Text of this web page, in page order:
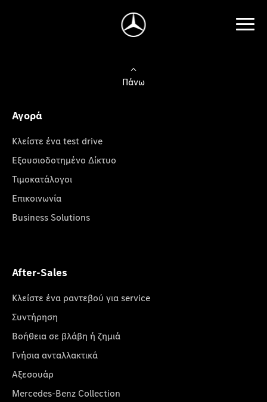
Πάνω
Αγορά
Κλείστε ένα test drive
Εξουσιοδοτημένο Δίκτυο
Τιμοκατάλογοι
Επικοινωνία
Business Solutions
After-Sales
Κλείστε ένα ραντεβού για service
Συντήρηση
Βοήθεια σε βλάβη ή ζημιά
Γνήσια ανταλλακτικά
Αξεσουάρ
Mercedes-Benz Collection